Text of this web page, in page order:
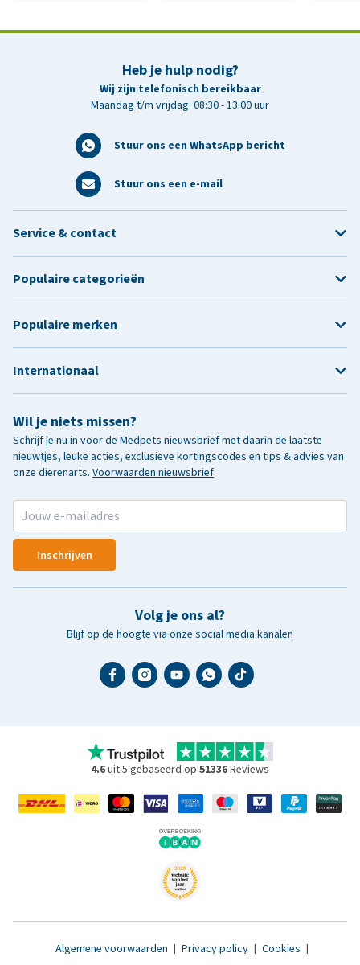
Heb je hulp nodig?
Wij zijn telefonisch bereikbaar
Maandag t/m vrijdag: 08:30 - 13:00 uur
Stuur ons een WhatsApp bericht
Stuur ons een e-mail
Wil je niets missen?
Schrijf je nu in voor de Medpets nieuwsbrief met daarin de laatste
nieuwtjes, leuke acties, exclusieve kortingscodes en tips & advies van
onze dierenarts. Voorwaarden nieuwsbrief
Inschrijven
Volg je ons al?
Blijf op de hoogte via onze social media kanalen
Service & contact
Populaire categorieën
Populaire merken
Internationaal
4.6uit 5 gebaseerd op 51336Reviews
Algemene voorwaarden | Privacy policy | Cookies |